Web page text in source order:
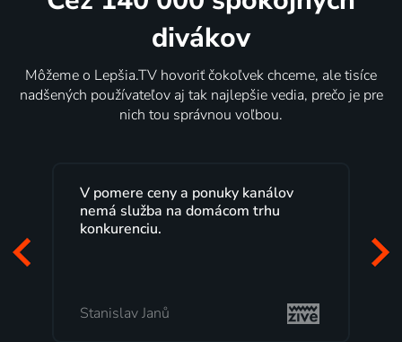
divákov
Môžeme o Lepšia.TV hovoriť čokoľvek chceme, ale tisíce
nadšených používateľov aj tak najlepšie vedia, prečo je pre
nich tou správnou voľbou.
a ponuky kanálov
domácom trhu
Lepšia.TV sledujem už
rokov s maximálnou
pozerať, kedy sa mi hodí,
Milada Tomešová